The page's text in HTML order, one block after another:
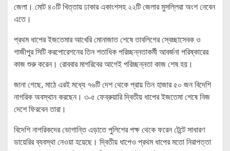
জেলা। মোট ৪০টি খিত্তায় ঢাকার একাংশসহ ২২টি জেলার মুসল্লিরা অংশ নেবেন
এতে।
প্রথম ধাপের ইজতেমার আখেরি মোনাজাত শেষে তাবলিগের স্বেচ্ছাসেবক ও
গাজীপুর সিটি করপোরেশনের তিন শতাধিক পরিচ্ছন্নতাকর্মী আবর্জনা পরিষ্কারের
কাজ শুরু করেন। রোববার মাগরিবের আগেই পরিচ্ছন্নতা কাজ শেষ হয়।
জানা গেছে, মাঠে এরই মধ্যে ৭৬টি দেশ থেকে প্রায় তিন হাজার ৫০ জন বিদেশি
নাগরিক অবস্থান করছেন। ৩-৫ ফেব্রুয়ারি দ্বিতীয় ধাপের ইজতেমা শেষে নিজ
দেশে ফিরবেন তারা।
বিদেশি নাগরিকদের ভোগান্তি এড়াতে পুলিশের পক্ষ থেকে ফরেন টেন্টে সাধারণ
ডায়েরির ব্যবস্থা নেওয়া হয়েছে। দ্বিতীয় ধাপেও প্রথম ধাপের মতো নিরাপত্তা